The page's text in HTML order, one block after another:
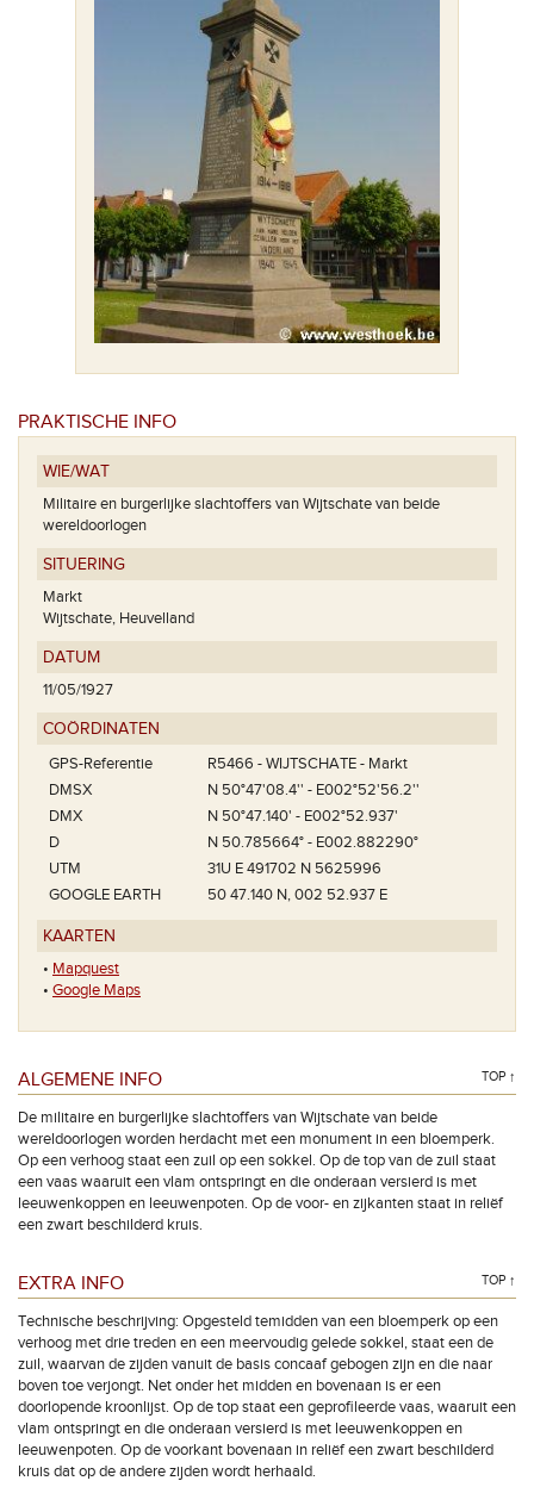
PRAKTISCHE INFO
WIE/WAT
Militaire en burgerlijke slachtoffers van Wijtschate van beide
wereldoorlogen
SITUERING
Markt
Wijtschate, Heuvelland
DATUM
11/05/1927
COÖRDINATEN
GPS-Referentie
R5466 - WIJTSCHATE - Markt
DMSX
N 50°47'08.4'' - E002°52'56.2''
DMX
N 50°47.140' - E002°52.937'
D
N 50.785664° - E002.882290°
UTM
31U E 491702 N 5625996
GOOGLE EARTH
50 47.140 N, 002 52.937 E
KAARTEN
• Mapquest
• Google Maps
ALGEMENE INFO TOP ↑
De militaire en burgerlijke slachtoffers van Wijtschate van beide
wereldoorlogen worden herdacht met een monument in een bloemperk.
Op een verhoog staat een zuil op een sokkel. Op de top van de zuil staat
een vaas waaruit een vlam ontspringt en die onderaan versierd is met
leeuwenkoppen en leeuwenpoten. Op de voor- en zijkanten staat in reliëf
een zwart beschilderd kruis.
EXTRA INFO TOP ↑
Technische beschrijving: Opgesteld temidden van een bloemperk op een
verhoog met drie treden en een meervoudig gelede sokkel, staat een de
zuil, waarvan de zijden vanuit de basis concaaf gebogen zijn en die naar
boven toe verjongt. Net onder het midden en bovenaan is er een
doorlopende kroonlijst. Op de top staat een geprofileerde vaas, waaruit een
vlam ontspringt en die onderaan versierd is met leeuwenkoppen en
leeuwenpoten. Op de voorkant bovenaan in reliëf een zwart beschilderd
kruis dat op de andere zijden wordt herhaald.